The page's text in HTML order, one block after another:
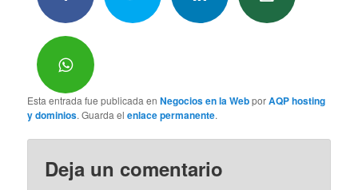
Esta entrada fue publicada enNegocios en la WebporAQP hosting
y dominios. Guarda elenlace permanente.
Deja un comentario